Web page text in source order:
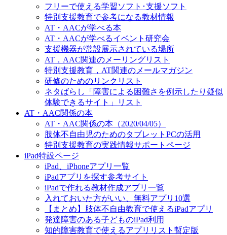
フリーで使える学習ソフト･支援ソフト
特別支援教育で参考になる教材情報
AT・AACが学べる本
AT・AACが学べるイベント研究会
支援機器が常設展示されている場所
AT，AAC関連のメーリングリスト
特別支援教育，AT関連のメールマガジン
研修のためのリンクリスト
ネタばらし「障害による困難さを例示したり疑似
体験できるサイト」リスト
AT・AAC関係の本
AT・AAC関係の本（2020/04/05）
肢体不自由児のためのタブレットPCの活用
特別支援教育の実践情報サポートページ
iPad特設ページ
iPad、iPhoneアプリ一覧
iPadアプリを探す参考サイト
iPadで作れる教材作成アプリ一覧
入れておいた方がいい、無料アプリ10選
【まとめ】肢体不自由教育で使えるiPadアプリ
発達障害のある子どものiPad利用
知的障害教育で使えるアプリリスト暫定版